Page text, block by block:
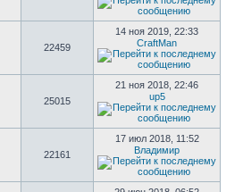
22459
14 ноя 2019, 22:33
CraftMan
25015
21 ноя 2018, 22:46
up5
22161
17 июл 2018, 11:52
Владимир